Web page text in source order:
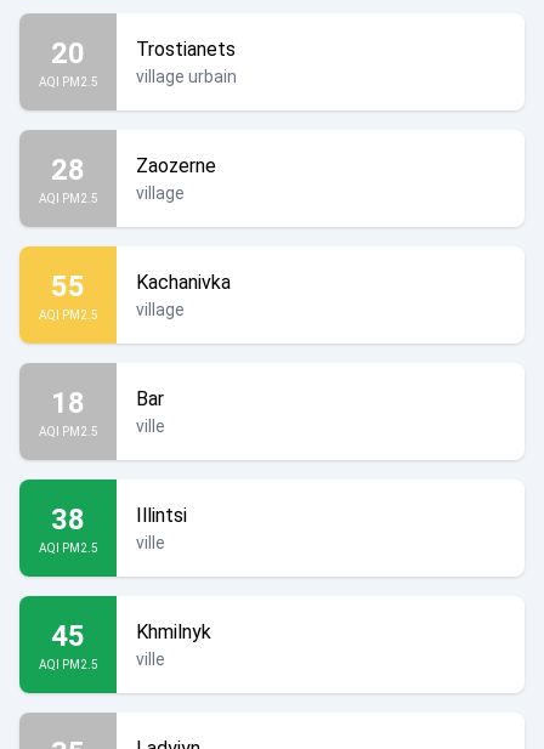
20
AQI PM2.5
Trostianets
village urbain
28
AQI PM2.5
Zaozerne
village
55
AQI PM2.5
Kachanivka
village
18
AQI PM2.5
Bar
ville
38
AQI PM2.5
Illintsi
ville
45
AQI PM2.5
Khmilnyk
ville